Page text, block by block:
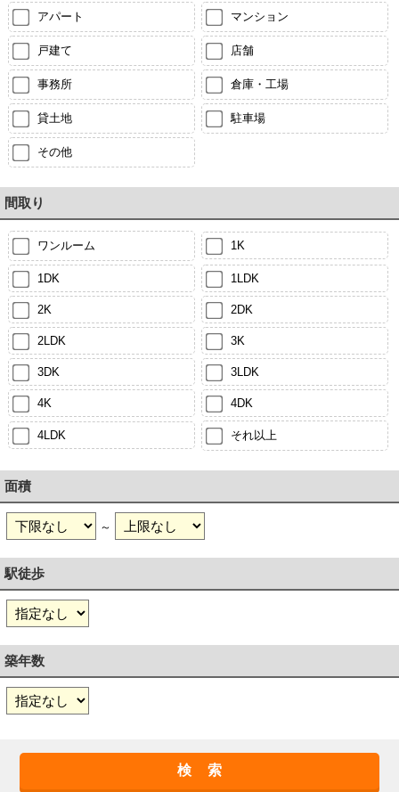
アパート マンション
戸建て 店舗
事務所 倉庫・工場
貸土地 駐車場
その他
間取り
ワンルーム 1K
1DK 1LDK
2K 2DK
2LDK 3K
3DK 3LDK
4K 4DK
4LDK それ以上
面積
～
駅徒歩
築年数